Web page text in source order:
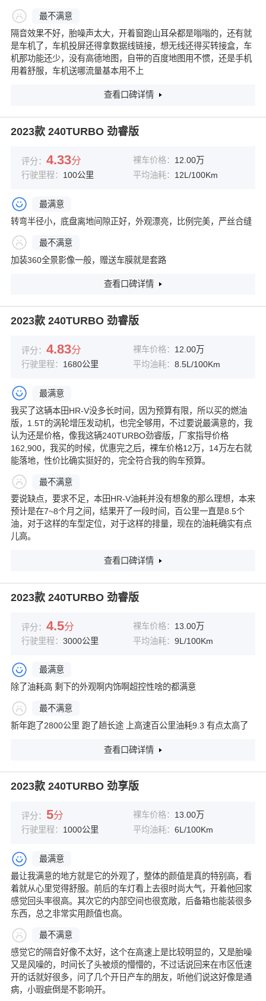
最不满意
隔音效果不好，胎噪声太大，开着窗跑山耳朵都是嗡嗡的，还有就
是车机了，车机投屏还得拿数据线链接，想无线还得买转接盒，车
机那功能还少，没有高德地图，自带的百度地图用不惯，还是手机
用着舒服，车机送哪流量基本用不上
查看口碑详情
2023款 240TURBO 劲睿版
评分： 4.33分 裸车价格： 12.00万
行驶里程： 100公里 平均油耗： 12L/100Km
最满意
转弯半径小，底盘离地间隙正好，外观漂亮，比例完美，严丝合缝
最不满意
加装360全景影像一般，赠送车膜就是套路
查看口碑详情
2023款 240TURBO 劲睿版
评分： 4.83分 裸车价格： 12.00万
行驶里程： 1680公里 平均油耗： 8.5L/100Km
最满意
我买了这辆本田HR-V没多长时间，因为预算有限，所以买的燃油
版，1.5T的涡轮增压发动机，也完全够用，不过要说最满意的，我
认为还是价格，像我这辆240TURBO劲睿版，厂家指导价格
162,900，我买的时候，优惠完之后，裸车价格12万，14万左右就
能落地，性价比确实挺好的，完全符合我的购车预算。
最不满意
要说缺点，要求不足，本田HR-V油耗并没有想象的那么理想，本来
预计是在7~8个月之间，结果开了一段时间，百公里一直是8.5个
油，对于这样的车型定位，对于这样的排量，现在的油耗确实有点
儿高。
查看口碑详情
2023款 240TURBO 劲睿版
评分： 4.5分 裸车价格： 13.00万
行驶里程： 3000公里 平均油耗： 9L/100Km
最满意
除了油耗高 剩下的外观啊内饰啊超控性啥的都满意
最不满意
新年跑了2800公里 跑了趟长途 上高速百公里油耗9.3 有点太高了
查看口碑详情
2023款 240TURBO 劲享版
评分： 5分 裸车价格： 13.00万
行驶里程： 1000公里 平均油耗： 6L/100Km
最满意
最让我满意的地方就是它的外观了，整体的颜值是真的特别高，看
着就从心里觉得舒服。前后的车灯看上去很时尚大气，开着他回家
感觉回头率很高。其次它的内部空间也很宽敞，后备箱也能装很多
东西，总之非常实用颜值也高。
最不满意
感觉它的隔音好像不太好，这个在高速上是比较明显的，又是胎噪
又是风噪的，时间长了头被烦的懵懵的，不过话说回来在市区低速
开的话就好很多，问了几个开日产车的朋友，听他们说这好像是通
病，小瑕疵倒是不影响开。